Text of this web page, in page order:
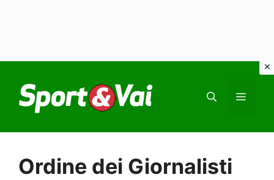
contenuto
Ordine dei Giornalisti